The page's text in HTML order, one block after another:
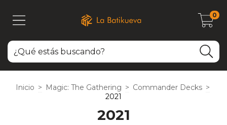
0
Inicio > Magic: The Gathering > Commander Decks >
2021
2021